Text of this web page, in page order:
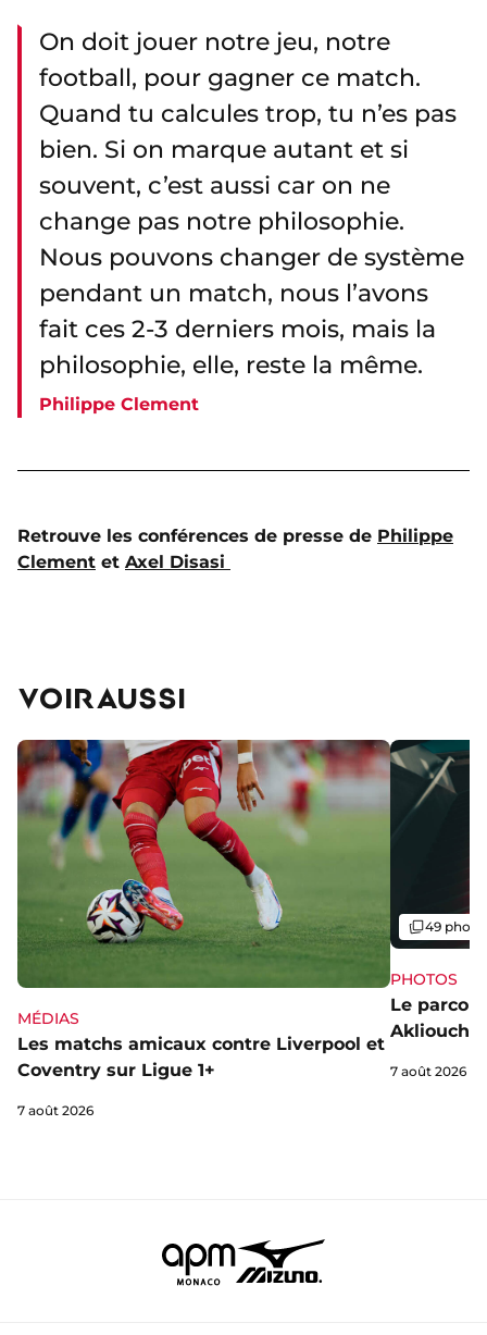
On doit jouer notre jeu, notre
football, pour gagner ce match.
Quand tu calcules trop, tu n’es pas
bien. Si on marque autant et si
souvent, c’est aussi car on ne
change pas notre philosophie.
Nous pouvons changer de système
pendant un match, nous l’avons
fait ces 2-3 derniers mois, mais la
philosophie, elle, reste la même.
Philippe Clement
Retrouve les conférences de presse de Philippe
Clement et Axel Disasi
VOIR AUSSI
MÉDIAS
Les matchs amicaux contre Liverpool et
Coventry sur Ligue 1+
7 août 2026
PHOTOS
Le
Akliouche
Galerie
49
7 août 2026